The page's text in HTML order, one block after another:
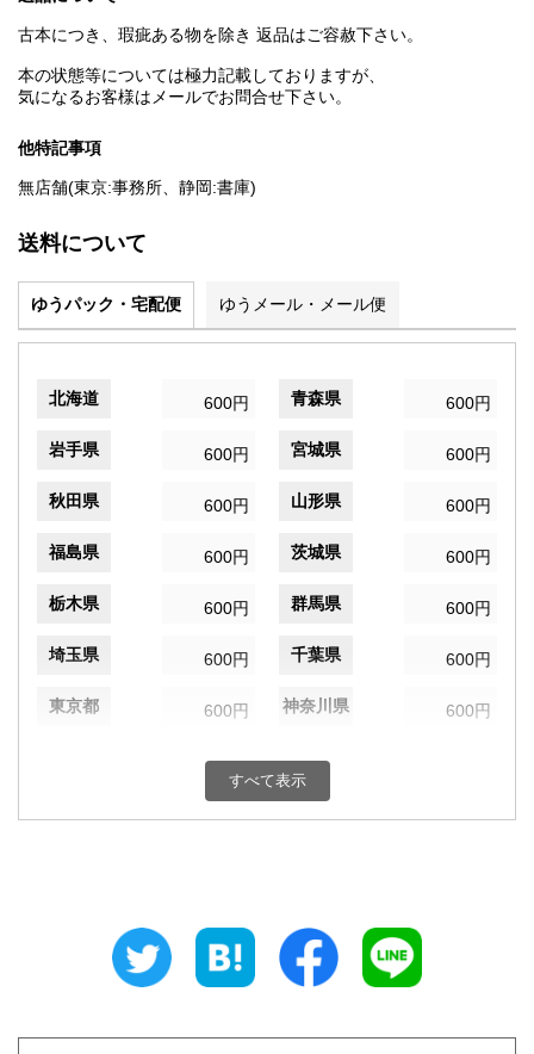
古本につき、瑕疵ある物を除き 返品はご容赦下さい。
本の状態等については極力記載しておりますが、
気になるお客様はメールでお問合せ下さい。
他特記事項
無店舗(東京:事務所、静岡:書庫)
送料について
ゆうパック・宅配便 ゆうメール・メール便
北海道 600円 青森県 600円
岩手県 600円 宮城県 600円
秋田県 600円 山形県 600円
福島県 600円 茨城県 600円
栃木県 600円 群馬県 600円
埼玉県 600円 千葉県 600円
東京都 600円 神奈川県 600円
600円 富山県
600円 三重県
すべて表示